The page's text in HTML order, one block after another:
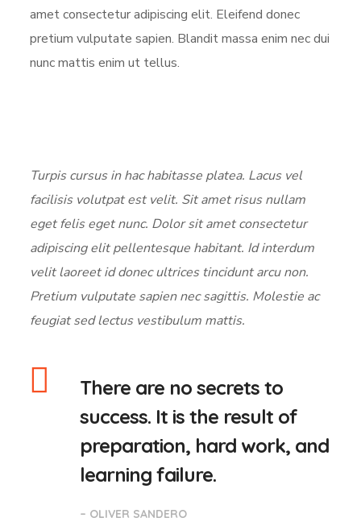
amet consectetur adipiscing elit. Eleifend donec
pretium vulputate sapien. Blandit massa enim nec dui
nunc mattis enim ut tellus.
Turpis cursus in hac habitasse platea. Lacus vel
facilisis volutpat est velit. Sit amet risus nullam
eget felis eget nunc. Dolor sit amet consectetur
adipiscing elit pellentesque habitant. Id interdum
velit laoreet id donec ultrices tincidunt arcu non.
Pretium vulputate sapien nec sagittis. Molestie ac
feugiat sed lectus vestibulum mattis.
There are no secrets to
success. It is the result of
preparation, hard work, and
learning failure.
– OLIVER SANDERO